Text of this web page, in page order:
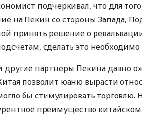
подчеркивал, что для
на Пекин со стороны Запада,
принять решение о
сделать это необходимо
партнеры Пекина давно
позволит юаню вырасти
бы стимулировать
преимущество